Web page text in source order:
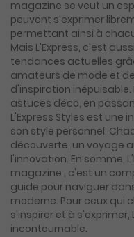
magazine se veut un
peuvent s'exprimer
permettant ainsi à
Mais L'Express, c'est
tendances actuelles
amateurs de mode et
d'inspiration
astuces déco, en
L'Express Styles est une
son style personnel.
découverte, un voyage
l'innovation. En somme,
magazine ; c'est un
guide pour naviguer
moderne. Pour ceux qui
s'inspirer et à s'exprimer,
incontournable.